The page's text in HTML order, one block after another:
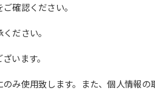
確認ください。
ださい。
います。
み使用致します。また、個人情報の
official website is
into
the link below (start
to return to